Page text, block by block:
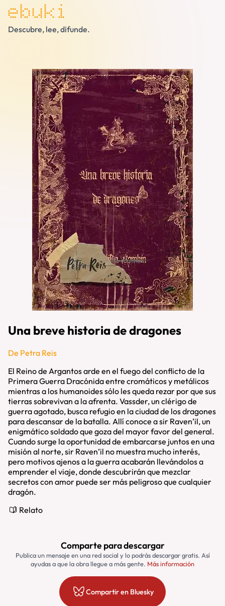
ebuki
Descubre, lee, difunde.
Una breve historia de dragones
De Petra Reis
El Reino de Argantos arde en el fuego del conflicto de la
Primera Guerra Dracónida entre cromáticos y metálicos
mientras a los humanoides sólo les queda rezar por que sus
tierras sobrevivan a la afrenta. Vassder, un clérigo de
guerra agotado, busca refugio en la ciudad de los dragones
para descansar de la batalla. Allí conoce a sir Raven’il, un
enigmático soldado que goza del mayor favor del general.
Cuando surge la oportunidad de embarcarse juntos en una
misión al norte, sir Raven’il no muestra mucho interés,
pero motivos ajenos a la guerra acabarán llevándolos a
emprender el viaje, donde descubrirán que mezclar
secretos con amor puede ser más peligroso que cualquier
dragón.
Relato
Comparte para descargar
Publica un mensaje en una red social y lo podrás descargar gratis. Así
ayudas a que la obra llegue a más gente. Más información
Compartir en Bluesky